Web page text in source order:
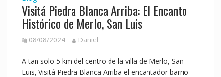
Visitá Piedra Blanca Arriba: El Encanto
Histórico de Merlo, San Luis
08/08/2024 Daniel
A tan solo 5 km del centro de la villa de Merlo, San
Luis, Visitá Piedra Blanca Arriba el encantador barrio